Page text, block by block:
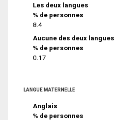
Les deux langues
% de personnes
8.4
Aucune des deux langues
% de personnes
0.17
LANGUE MATERNELLE
Anglais
% de personnes